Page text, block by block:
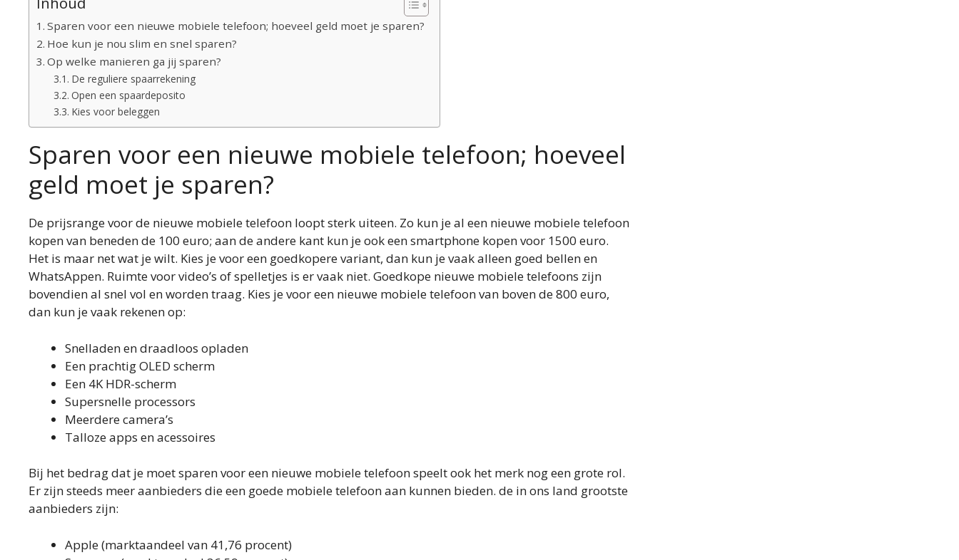
Sparen voor een nieuwe mobiele telefoon; hoeveel geld moet je sparen?
Hoe kun je nou slim en snel sparen?
Op welke manieren ga jij sparen?
De reguliere spaarrekening
Open een spaardeposito
Kies voor beleggen
Sparen voor een nieuwe mobiele telefoon; hoeveel
geld moet je sparen?
De prijsrange voor de nieuwe mobiele telefoon loopt sterk uiteen. Zo kun je al een nieuwe mobiele telefoon
kopen van beneden de 100 euro; aan de andere kant kun je ook een smartphone kopen voor 1500 euro.
Het is maar net wat je wilt. Kies je voor een goedkopere variant, dan kun je vaak alleen goed bellen en
WhatsAppen. Ruimte voor video’s of spelletjes is er vaak niet. Goedkope nieuwe mobiele telefoons zijn
bovendien al snel vol en worden traag. Kies je voor een nieuwe mobiele telefoon van boven de 800 euro,
dan kun je vaak rekenen op:
Snelladen en draadloos opladen
Een prachtig OLED scherm
Een 4K HDR-scherm
Supersnelle processors
Meerdere camera’s
Talloze apps en acessoires
Bij het bedrag dat je moet sparen voor een nieuwe mobiele telefoon speelt ook het merk nog een grote rol.
Er zijn steeds meer aanbieders die een goede mobiele telefoon aan kunnen bieden. de in ons land grootste
aanbieders zijn:
Apple (marktaandeel van 41,76 procent)